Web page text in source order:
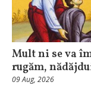
Mult ni se va
rugăm,
09 Aug, 2026